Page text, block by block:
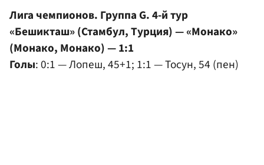
Лига чемпионов. Группа G. 4-й тур
«Бешикташ» (Стамбул, Турция) — «Монако»
(Монако, Монако) — 1:1
Голы: 0:1 — Лопеш, 45+1; 1:1 — Тосун, 54 (пен)